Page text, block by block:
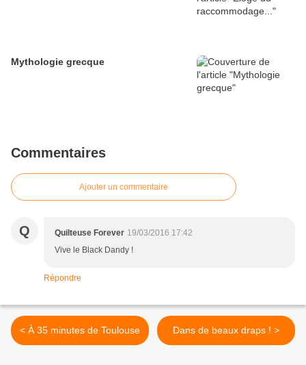
Mythologie grecque
Commentaires
Ajouter un commentaire
Q Quilteuse Forever 19/03/2016 17:42
Vive le Black Dandy !
Répondre
< À 35 minutes de Toulouse Dans de beaux draps ! >